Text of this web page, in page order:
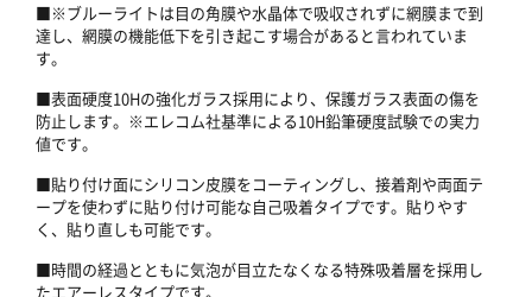
■※ブルーライトは目の角膜や水晶体で吸収されずに網膜まで到
達し、網膜の機能低下を引き起こす場合があると言われていま
す。
■表面硬度10Hの強化ガラス採用により、保護ガラス表面の傷を
防止します。※エレコム社基準による10H鉛筆硬度試験での実力
値です。
■貼り付け面にシリコン皮膜をコーティングし、接着剤や両面テ
ープを使わずに貼り付け可能な自己吸着タイプです。貼りやす
く、貼り直しも可能です。
■時間の経過とともに気泡が目立たなくなる特殊吸着層を採用し
たエアーレスタイプです。